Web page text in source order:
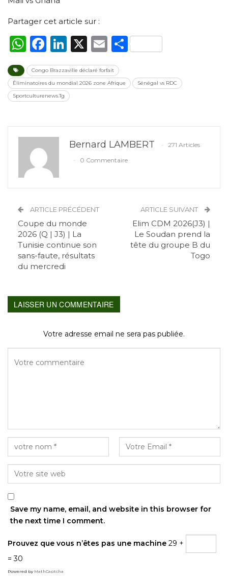
Partager cet article sur :
WhatsApp
Facebook
LinkedIn
X EmailPartager
Congo Brazzaville déclaré forfait
Éliminatoires du mondial 2026 zone Afrique
Sénégal vs RDC
Sportculturenews.Tg
Bernard LAMBERT
271 Articles
0 Commentaire
ARTICLE PRÉCÉDENT
Coupe du monde
2026 (Q | J3) | La
Tunisie continue son
sans-faute, résultats
du mercredi
ARTICLE SUIVANT
Elim CDM 2026(J3) |
Le Soudan prend la
tête du groupe B du
Togo
LAISSER UN COMMENTAIRE
Votre adresse email ne sera pas publiée.
Save my name, email, and website in this browser for
the next time I comment.
Prouvez que vous n’êtes pas une machine 29 +
= 30
Powered by MathCaptcha